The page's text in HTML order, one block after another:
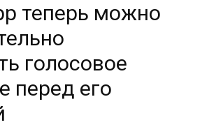
теперь можно
голосовое
перед его